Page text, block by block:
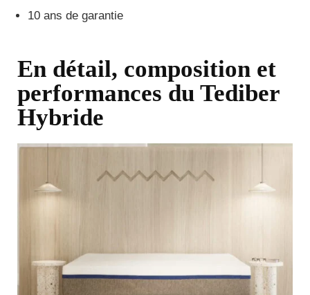
10 ans de garantie
En détail, composition et
performances du Tediber
Hybride